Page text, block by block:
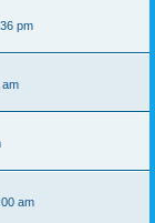
pm
am
am